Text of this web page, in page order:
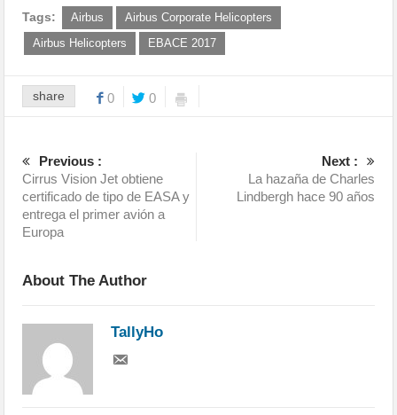
Tags: Airbus
Airbus Corporate Helicopters
Airbus Helicopters
EBACE 2017
share 0 0
Previous :
Cirrus Vision Jet obtiene
certificado de tipo de EASA y
entrega el primer avión a
Europa
Next :
La hazaña de Charles
Lindbergh hace 90 años
About The Author
TallyHo